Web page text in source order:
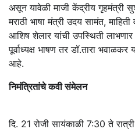
असून यावेळी माजी केंद्रीय गृहमंत्री
मराठी भाषा मंत्री उदय सामंत,
आशिष शेलार यांची उपस्थिती
पूर्वाध्यक्ष भाषण तर डॉ.तारा
आहे.
निमंत्रितांचे कवी संमेलन
दि. 21 रोजी सायंकाळी 7:30 ते